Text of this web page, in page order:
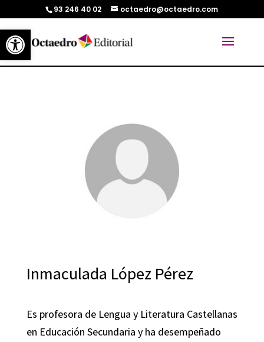
Abrir barra de herramientas
93 246 40 02 octaedro@octaedro.com
Inmaculada López Pérez
Es profesora de Lengua y Literatura Castellanas
en Educación Secundaria y ha desempeñado